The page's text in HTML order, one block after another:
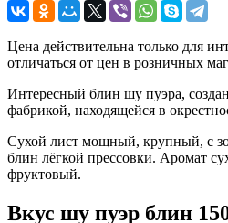
Цена действительна только для
отличаться от цен в розничных
Интересный блин шу пуэра,
фабрикой, находящейся в
Сухой лист мощный, крупный, с
блин лёгкой прессовки. Аромат
фруктовый.
Вкус шу пуэр блин